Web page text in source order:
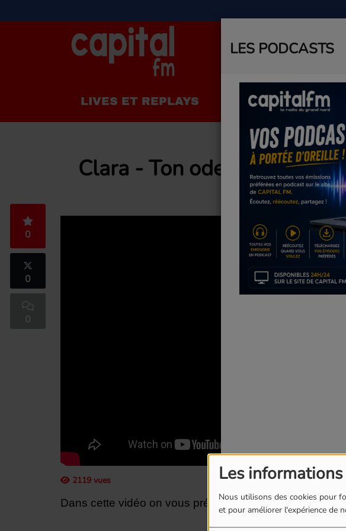
Les
Nous utilisons des cookies pour
et pour améliorer l'expérience de
LIVES ET REPLAYS LA RADIO
Clara - Ton odeur
0
0
0
2119 vues
Dans cette vidéo on vous présente le clip officiel "Ton
LES PODCASTS